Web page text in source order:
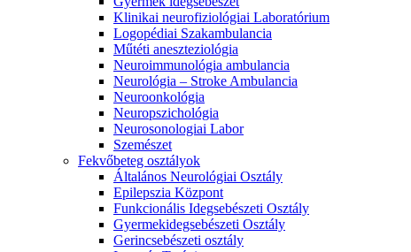
Klinikai neurofiziológiai Laboratórium
Logopédiai Szakambulancia
Műtéti aneszteziológia
Neuroimmunológia ambulancia
Neurológia – Stroke Ambulancia
Neuroonkológia
Neuropszichológia
Neurosonologiai Labor
Szemészet
Fekvőbeteg osztályok
Általános Neurológiai Osztály
Epilepszia Központ
Funkcionális Idegsebészeti Osztály
Gyermekidegsebészeti Osztály
Gerincsebészeti osztály